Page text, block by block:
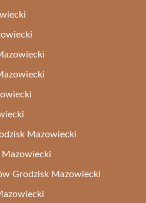
Mazowiecki
Mazowiecki
Grodzisk Mazowiecki